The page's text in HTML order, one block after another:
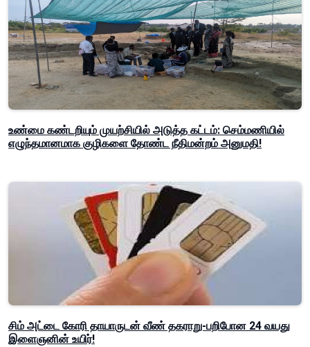
உண்மை கண்டறியும் முயற்சியில் அடுத்த கட்டம்: செம்மணியில்
எழுந்தமானமாக குழிகளை தோண்ட நீதிமன்றம் அனுமதி!
சிம் அட்டை கோரி தாயாருடன் வீண் தகராறு-பறிபோன 24 வயது
இளைஞனின் உயிர்!